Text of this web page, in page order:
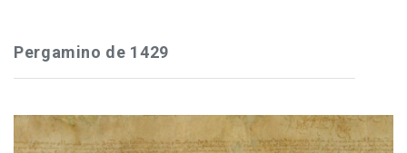
Pergamino de 1429